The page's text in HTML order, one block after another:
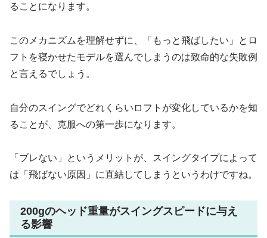
ることになります。
このメカニズムを理解せずに、「もっと飛ばしたい」とロ
フトを寝かせたモデルを選んでしまうのは致命的な失敗例
と言えるでしょう。
自分のスイングでどれくらいロフトが変化しているかを知
ることが、克服への第一歩になります。
「ブレない」というメリットが、スイングタイプによって
は「飛ばない原因」に直結してしまうというわけですね。
200gのヘッド重量がスイングスピードに与え
る影響